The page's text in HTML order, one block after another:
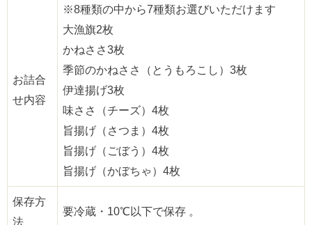
お詰合
せ内容
※8種類の中から7種類お選びいただけます
大漁旗2枚
かねささ3枚
季節のかねささ（とうもろこし）3枚
伊達揚げ3枚
味ささ（チーズ）4枚
旨揚げ（さつま）4枚
旨揚げ（ごぼう）4枚
旨揚げ（かぼちゃ）4枚
保存方
法
要冷蔵・10℃以下で保存 。